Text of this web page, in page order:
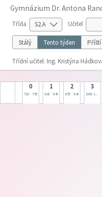
Gymnázium Dr. Antona
Třída Učitel
Stálý Tento týden
Třídní učitel: Ing. Kristýna
0
7:10 7:55
1
8:00 8:45
2
8:55 9:40
3
10:00 10:45